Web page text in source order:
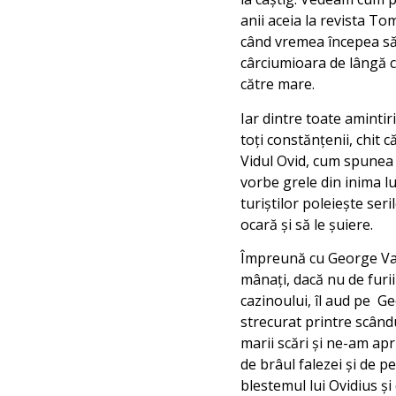
anii aceia la revista
când vremea începea
cârciumioara de lângă
către mare.
Iar dintre toate
toți constănțenii, chit
Vidul Ovid, cum
vorbe grele din inima
turiștilor poleiește
ocară și să le șuiere.
Împreună cu George
mânați, dacă nu de
cazinoului, îl aud pe
strecurat printre
marii scări și ne-am
de brâul falezei și de
blestemul lui Ovidius